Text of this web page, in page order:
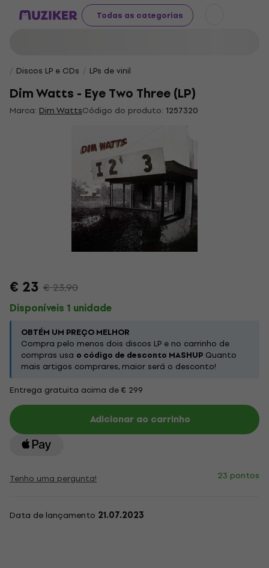
Todas as categorias
Discos LP e CDs LPs de vinil
Dim Watts - Eye Two Three (LP)
Marca: Dim WattsCódigo do produto: 1257320
€ 23 € 23,90
Disponíveis 1 unidade
OBTÉM UM PREÇO MELHOR
Compra pelo menos dois discos LP e no carrinho de
compras usa o código de desconto MASHUP Quanto
mais artigos comprares, maior será o desconto!
Entrega gratuita acima de € 299
Adicionar ao carrinho
Tenho uma pergunta! 23 pontos
Data de lançamento 21.07.2023